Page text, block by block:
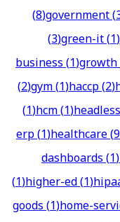
(8)government(
(3)green-it(1)
business(1)growth
(2)gym(1)haccp(2)
(1)hcm(1)headless
erp(1)healthcare(9
dashboards(1)
(1)higher-ed(1)
goods(1)home-